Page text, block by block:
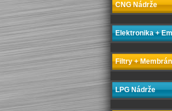
CNG Nádrže
Elektronika +
Filtry +
LPG Nádrže